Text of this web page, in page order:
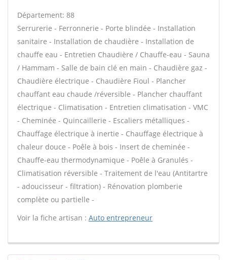
Département: 88
Serrurerie - Ferronnerie - Porte blindée - Installation
sanitaire - Installation de chaudière - Installation de
chauffe eau - Entretien Chaudière / Chauffe-eau - Sauna
/ Hammam - Salle de bain clé en main - Chaudière gaz -
Chaudière électrique - Chaudière Fioul - Plancher
chauffant eau chaude /réversible - Plancher chauffant
électrique - Climatisation - Entretien climatisation - VMC
- Cheminée - Quincaillerie - Escaliers métalliques -
Chauffage électrique à inertie - Chauffage électrique à
chaleur douce - Poêle à bois - Insert de cheminée -
Chauffe-eau thermodynamique - Poêle à Granulés -
Climatisation réversible - Traitement de l'eau (Antitartre
- adoucisseur - filtration) - Rénovation plomberie
complète ou partielle -
Voir la fiche artisan : Auto entrepreneur